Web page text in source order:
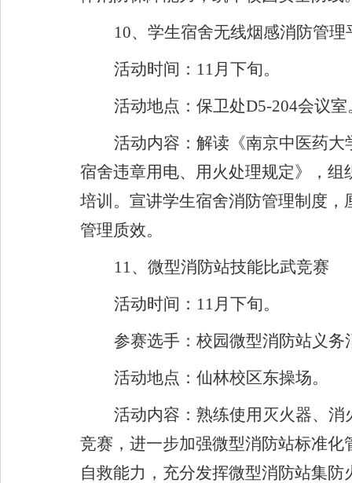
10、学生宿舍无线烟感消防管
活动时间： 11月下旬。
活动地点：保卫处D5-204会议室
活动内容：解读《南京中医药
宿舍违章用电、用火处理规定》，
培训。宣讲学生宿舍消防管理制度
管理质效。
11、微型消防站技能比武竞赛
活动时间： 11月下旬。
参赛选手：校园微型消防站义务
活动地点：仙林校区东操场。
活动内容：熟练使用灭火器、
竞赛，进一步加强微型消防站标准化
自救能力，充分发挥微型消防站集